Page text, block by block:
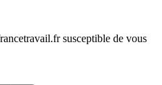
susceptible de vous